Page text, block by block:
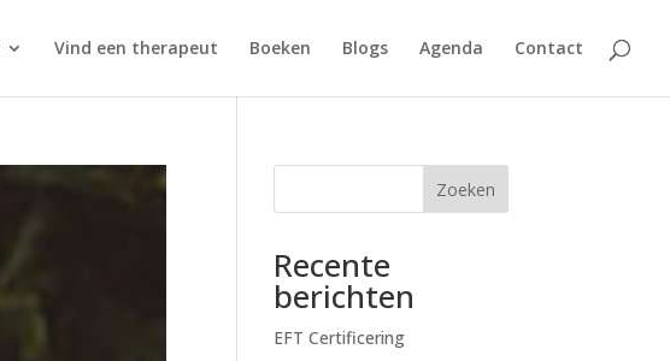
Vind een therapeut Boeken Blogs Agenda Contact
Zoeken
Recente
berichten
EFT Certificering